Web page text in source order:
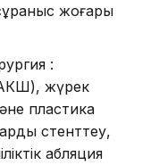
жоғары
:
жүрек
пластика
стенттеу,
абляция